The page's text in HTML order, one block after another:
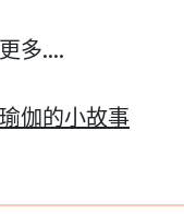
多....
伽的小故事